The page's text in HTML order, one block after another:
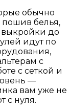
обычно
белья,
до
идут по
с
с сеткой и
—
вам уже не
с нуля.